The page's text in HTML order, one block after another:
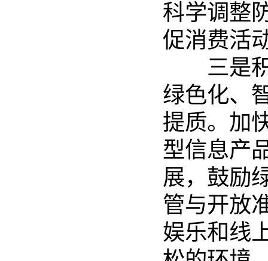
科学调整
促消费活
三是积
绿色化、
提质。加
型信息产
展，鼓励
管与开放
娱乐和线